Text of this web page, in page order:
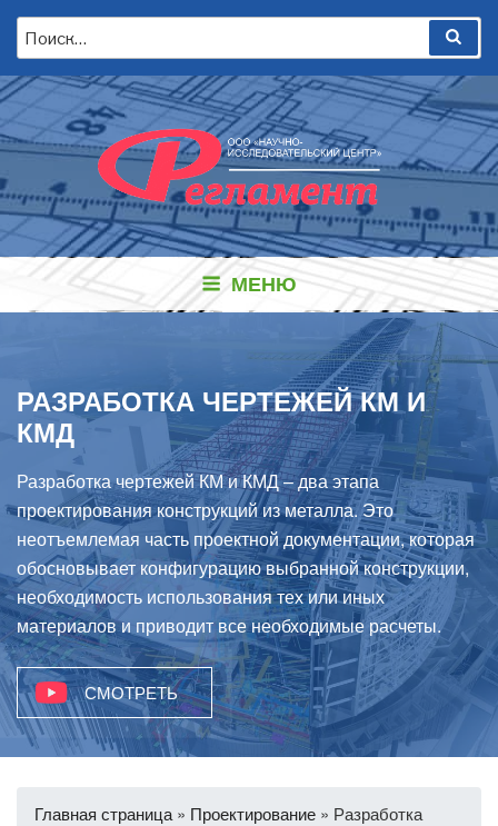
Перейти
содержимому
Искать:
МЕНЮ
РАЗРАБОТКА ЧЕРТЕЖЕЙ КМ И
КМД
Разработка чертежей КМ и КМД – два этапа
проектирования конструкций из металла. Это
неотъемлемая часть проектной документации, которая
обосновывает конфигурацию выбранной конструкции,
необходимость использования тех или иных
материалов и приводит все необходимые расчеты.
СМОТРЕТЬ
Главная страница » Проектирование » Разработка